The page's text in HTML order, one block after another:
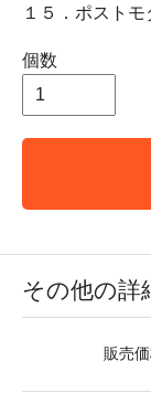
１５．ポスト
個数
その他の詳
販売